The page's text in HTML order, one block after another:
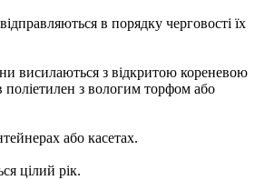
в порядку черговості їх
висилаються з відкритою кореневою
поліетилен з вологим торфом або
або касетах.
цілий рік.